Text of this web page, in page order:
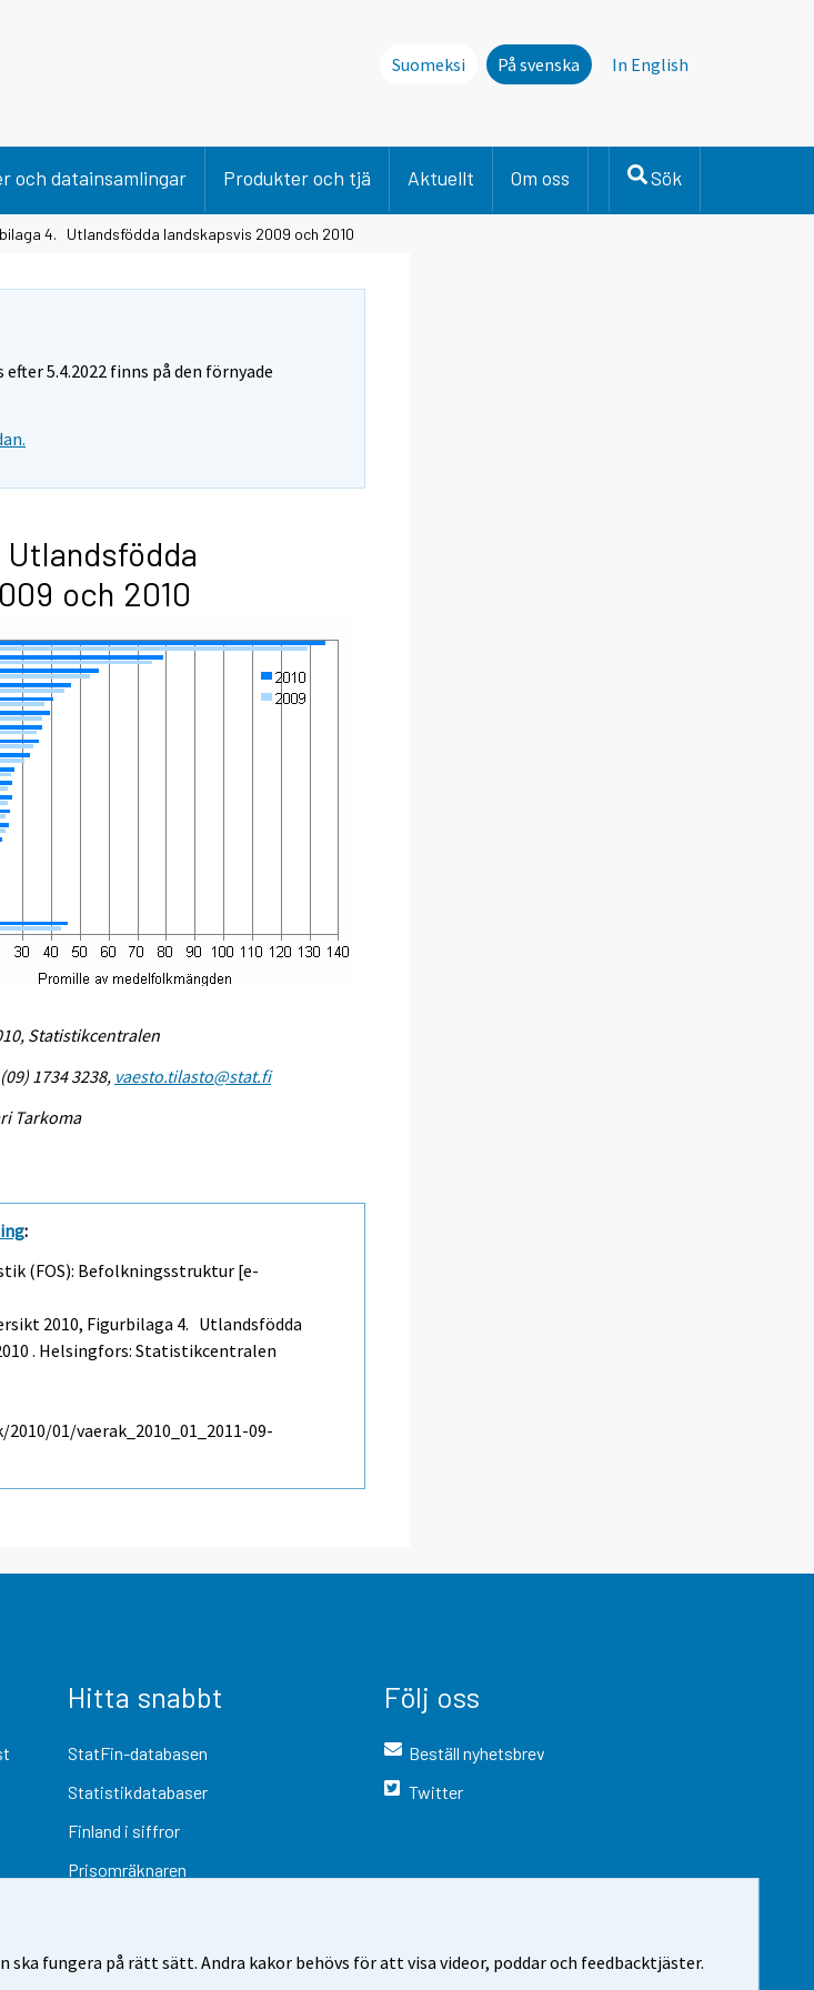
fungera på rätt sätt. Andra kakor behövs för att visa videor, poddar och feedbacktjäster.
Suomeksi På svenska In English
och datainsamlingar Produkter och tjä Aktuellt Om oss Sök
4. Utlandsfödda landskapsvis 2009 och 2010
5.4.2022 finns på den förnyade
och 2010
Statistikcentralen
1734 3238, vaesto.tilasto@stat.fi
Tarkoma
:
(FOS): Befolkningsstruktur [e-
2010, Figurbilaga 4. Utlandsfödda
. Helsingfors: Statistikcentralen
01/vaerak_2010_01_2011-09-
Hitta snabbt
StatFin-databasen
Statistikdatabaser
Finland i siffror
Prisomräknaren
Följ oss
Beställ nyhetsbrev
Twitter